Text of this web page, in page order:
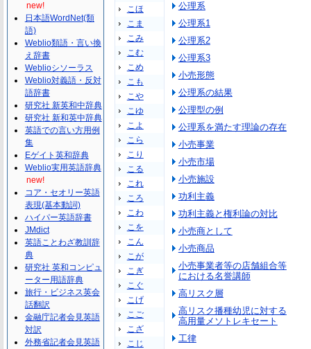
こほ
こま
こみ
こむ
こめ
こも
こや
こゆ
こよ
こら
こり
こる
これ
ころ
こわ
こを
こん
こが
こぎ
こぐ
こげ
こご
こざ
こじ
公理系
公理系1
公理系2
公理系3
小売形態
公理系の結果
公理型の例
公理系を満たす理論の存在
小売事業
小売市場
小売施設
功利主義
功利主義と権利論の対比
小売商として
小売商品
小売事業者等の店舗組合等
における名誉講師
高リスク層
高リスク播種幼児に対する
高用量メソトレキセート
工律
new!
日本語WordNet(類
語)
Weblio類語・言い換
え辞書
Weblioシソーラス
Weblio対義語・反対
語辞書
研究社 新英和中辞典
研究社 新和英中辞典
英語での言い方用例
集
Eゲイト英和辞典
Weblio実用英語辞典
new!
コア・セオリー英語
表現(基本動詞)
ハイパー英語辞書
JMdict
英語ことわざ教訓辞
典
研究社 英和コンピュ
ーター用語辞典
旅行・ビジネス英会
話翻訳
金融庁記者会見英語
対訳
外務省記者会見英語